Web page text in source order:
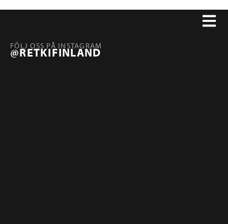
FÖLJ OSS PÅ INSTAGRAM
@RETKIFINLAND